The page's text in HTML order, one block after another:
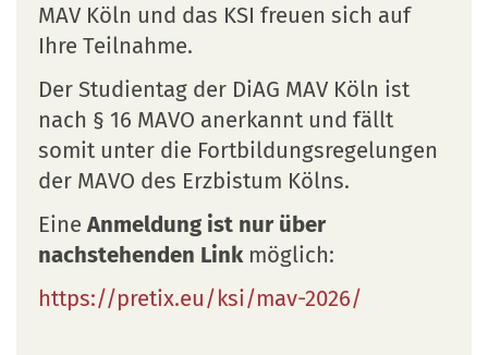
MAV Köln und das KSI freuen sich auf
Ihre Teilnahme.
Der Studientag der DiAG MAV Köln ist
nach § 16 MAVO anerkannt und fällt
somit unter die Fortbildungsregelungen
der MAVO des Erzbistum Kölns.
Eine Anmeldung ist nur über
nachstehenden Linkmöglich:
https://pretix.eu/ksi/mav-2026/